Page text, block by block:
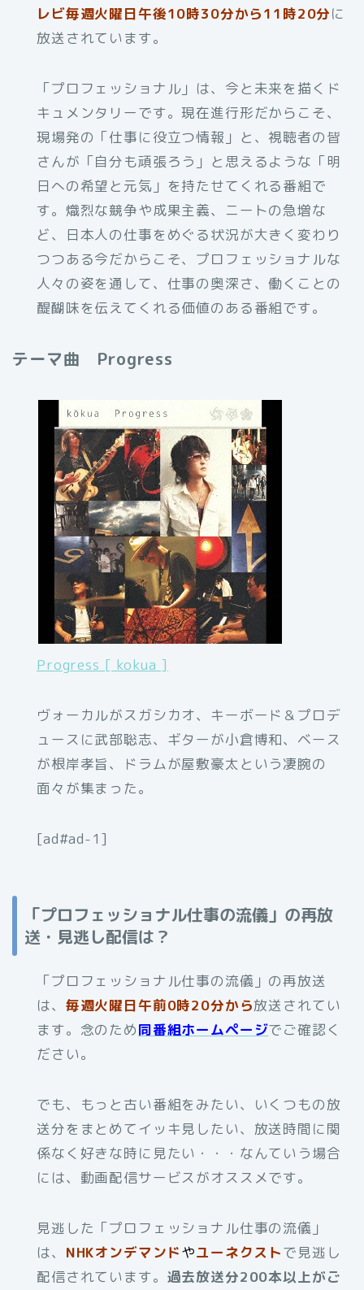
レビ毎週火曜日午後10時30分から11時20分に
放送されています。
「プロフェッショナル」は、今と未来を描くド
キュメンタリーです。現在進行形だからこそ、
現場発の「仕事に役立つ情報」と、視聴者の皆
さんが「自分も頑張ろう」と思えるような「明
日への希望と元気」を持たせてくれる番組で
す。熾烈な競争や成果主義、ニートの急増な
ど、日本人の仕事をめぐる状況が大きく変わり
つつある今だからこそ、プロフェッショナルな
人々の姿を通して、仕事の奥深さ、働くことの
醍醐味を伝えてくれる価値のある番組です。
テーマ曲 Progress
Progress [ kokua ]
ヴォーカルがスガシカオ、キーボード＆プロデ
ュースに武部聡志、ギターが小倉博和、ベース
が根岸孝旨、ドラムが屋敷豪太という凄腕の
面々が集まった。
[ad#ad-1]
「プロフェッショナル仕事の流儀」の再放
送・見逃し配信は？
「プロフェッショナル仕事の流儀」の再放送
は、 毎週火曜日午前0時20分から放送されてい
ます。念のため同番組ホームページでご確認く
ださい。
でも、もっと古い番組をみたい、いくつもの放
送分をまとめてイッキ見したい、放送時間に関
係なく好きな時に見たい・・・なんていう場合
には、動画配信サービスがオススメです。
見逃した「プロフェッショナル仕事の流儀」
は、 NHKオンデマンドやユーネクストで見逃し
配信されています。 過去放送分200本以上がご